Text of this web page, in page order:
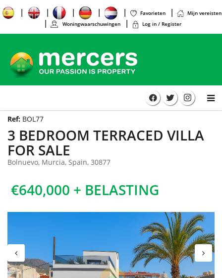
Favorieten
Mijn vereisten
Woningwaarschuwingen
Log in / Register
Ref: BOL77
3 BEDROOM TERRACED VILLA
FOR SALE
Bolnuevo, Murcia, Spain, 30877
€640,000 + BELASTING